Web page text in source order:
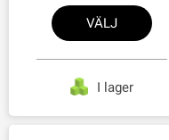
VÄLJ
I lager